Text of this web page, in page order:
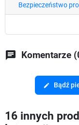
Bezpieczeństwo
chat Komentarze
edit Bądź
16 innych